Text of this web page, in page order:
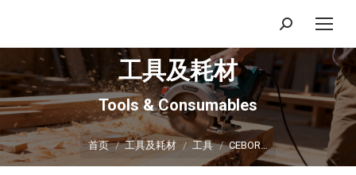
搜
索：
工具及耗材
Tools & Consumables
你在这里：
首页 工具及耗材 工具 CEBOR…